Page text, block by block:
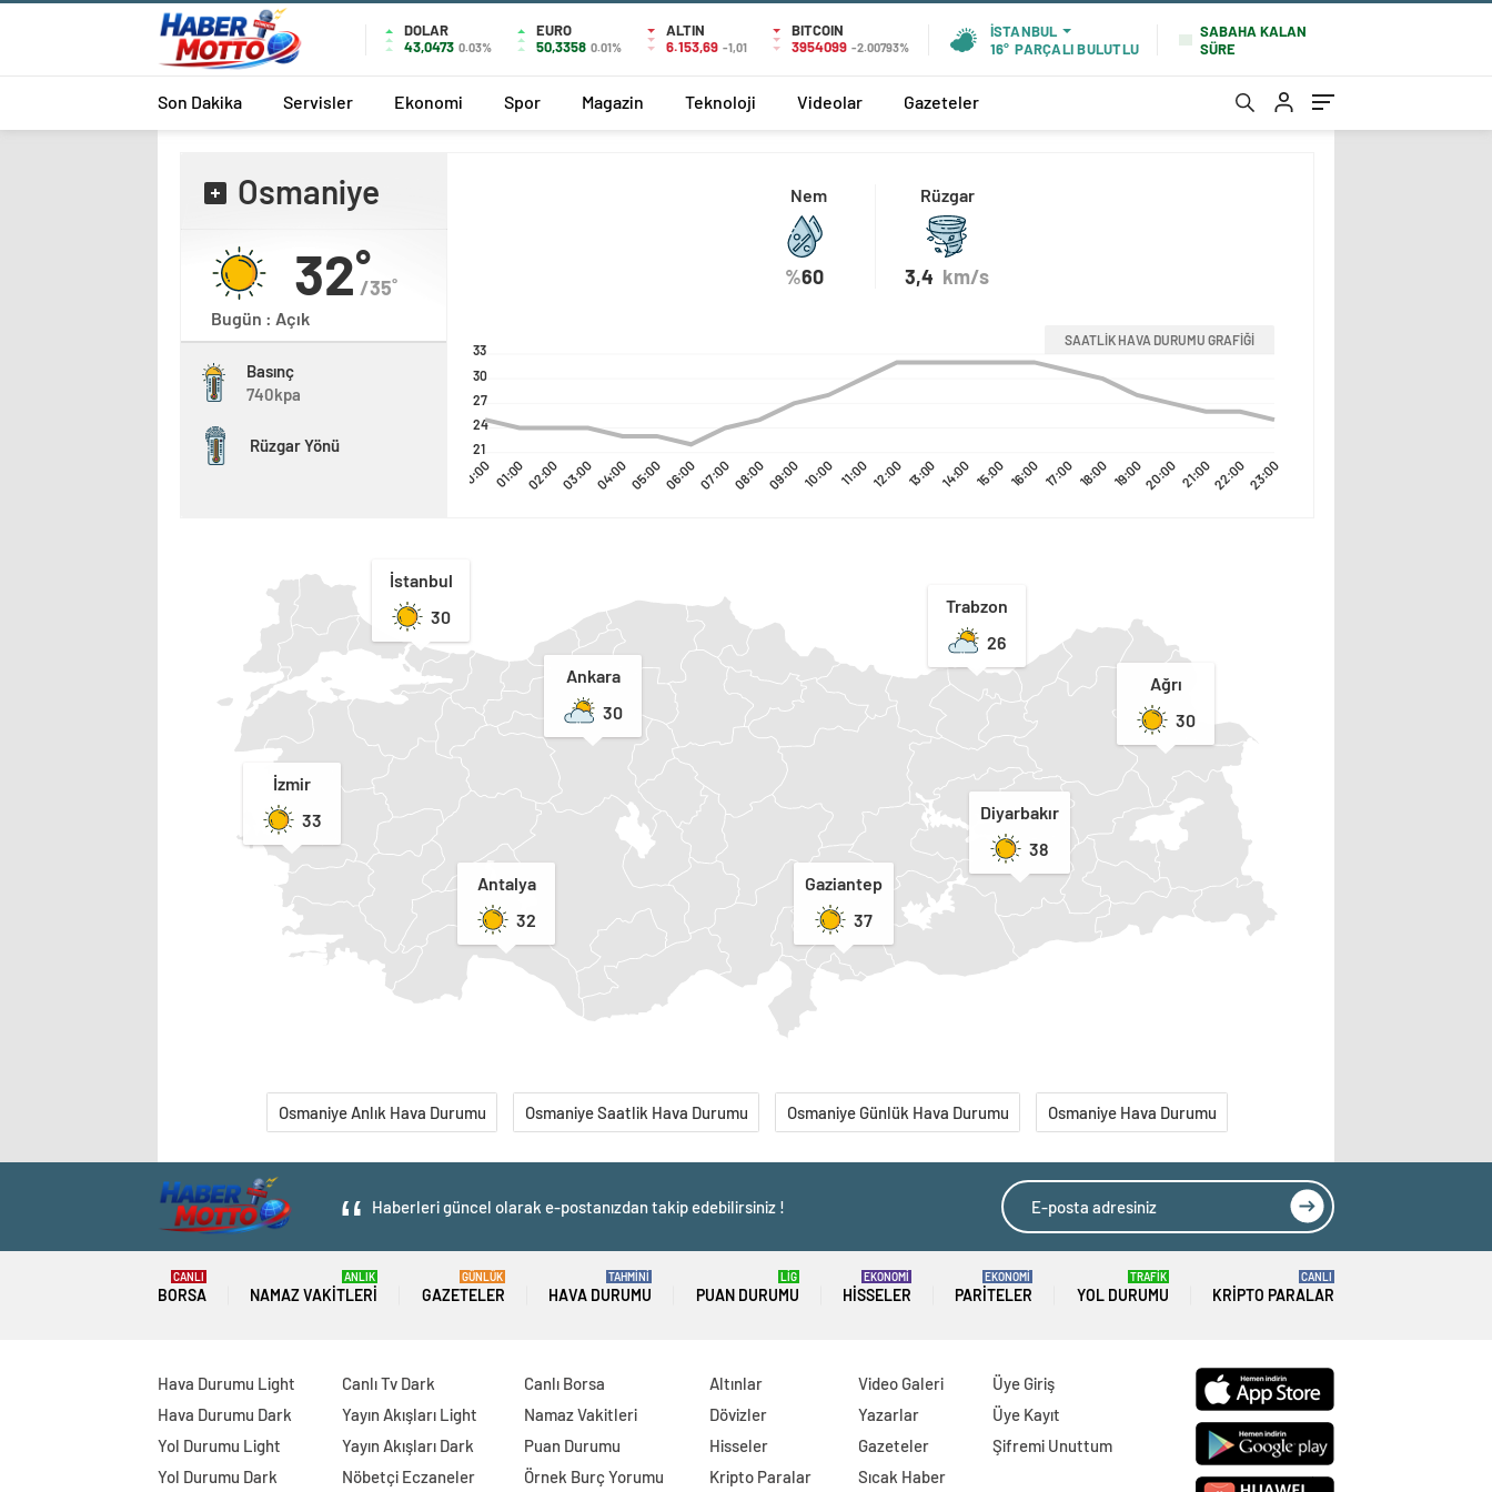
DOLAR
43,0473 0.03%
EURO
50,3358 0.01%
ALTIN
6.153,69 -1,01
BITCOIN
3954099 -2.00793%
İSTANBUL
16° PARÇALI BULUTLU
SABAHA KALAN
SÜRE
Son Dakika Servisler Ekonomi Spor Magazin Teknoloji Videolar Gazeteler
Osmaniye
32˚/35˚
Bugün : Açık
Basınç
740kpa
Rüzgar Yönü
Nem
%60
Rüzgar
3,4 km/s
SAATLİK HAVA DURUMU GRAFİĞİ
00:0001:0002:0003:0004:0005:0006:0007:0008:0009:0010:00 11:00 12:00 13:00 14:00 15:00 16:00 17:00 18:00 19:0020:0021:0022:0023:00
33
30
27
24
21
İstanbul
30
İzmir
33
Ankara
30
Antalya
32
Trabzon
26
Ağrı
30
Diyarbakır
38
Gaziantep
37
Osmaniye Anlık Hava Durumu Osmaniye Saatlik Hava Durumu Osmaniye Günlük Hava Durumu Osmaniye Hava Durumu
Haberleri güncel olarak e-postanızdan takip edebilirsiniz !
BORSA
CANLI
NAMAZ VAKITLERI
ANLIK
GAZETELER
GÜNLÜK
HAVA DURUMU
TAHMİNİ
PUAN DURUMU
LİG
HISSELER
EKONOMİ
PARITELER
EKONOMİ
YOL DURUMU
TRAFİK
KRIPTO PARALAR
CANLI
Hava Durumu Light
Hava Durumu Dark
Yol Durumu Light
Yol Durumu Dark
Canlı Tv Dark
Yayın Akışları Light
Yayın Akışları Dark
Nöbetçi Eczaneler
Canlı Borsa
Namaz Vakitleri
Puan Durumu
Örnek Burç Yorumu
Altınlar
Dövizler
Hisseler
Kripto Paralar
Video Galeri
Yazarlar
Gazeteler
Sıcak Haber
Üye Giriş
Üye Kayıt
Şifremi Unuttum